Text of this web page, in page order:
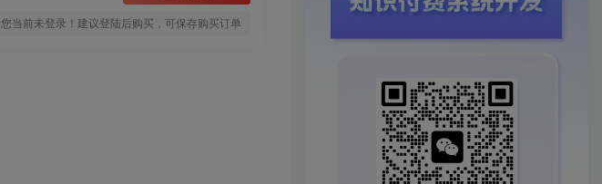
您当前未登录！建议登陆后购买，可保存购买订单